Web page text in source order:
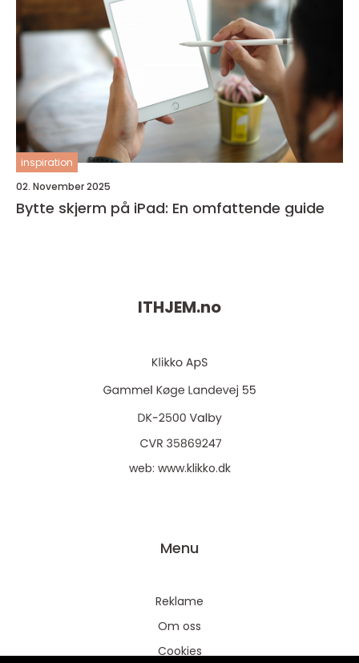
inspiration
02. November 2025
Bytte skjerm på iPad: En omfattende guide
ITHJEM.no
web: www.klikko.dk
Menu
Reklame
Om oss
Cookies